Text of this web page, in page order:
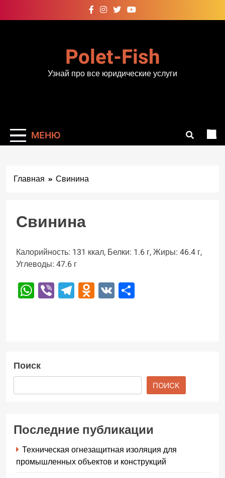
к
Polet-Fish
Узнай про все юридические услуги
МЕНЮ
Главная Свинина
Свинина
Калорийность: 131 ккал, Белки: 1.6 г, Жиры: 46.4 г,
Углеводы: 47.6 г
WhatsApp
ViberTelegram
Odnoklassniki
VK
Поиск
ПОИСК
Последние публикации
Техническая огнезащитная изоляция для
промышленных объектов и конструкций